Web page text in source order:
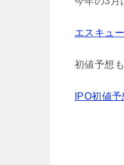
エスキュ
初値予想
IPO初値